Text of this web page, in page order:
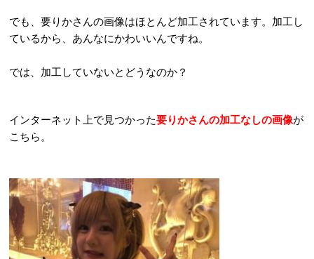
でも、要りかさんの画像はほとんど加工されています。加工し
ているから、あんなにかわいいんですね。
では、加工していないとどうなのか？
インターネット上で見つかった要りかさんの加工なしの画像が
こちら。